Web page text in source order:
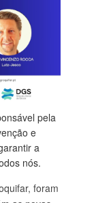
pela
e
a
nós.
foram